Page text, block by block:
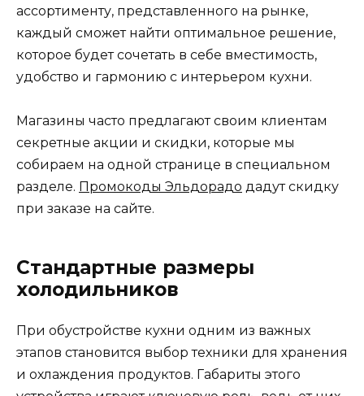
ассортименту, представленного на рынке,
каждый сможет найти оптимальное решение,
которое будет сочетать в себе вместимость,
удобство и гармонию с интерьером кухни.
Магазины часто предлагают своим клиентам
секретные акции и скидки, которые мы
собираем на одной странице в специальном
разделе. Промокоды Эльдорадо дадут скидку
при заказе на сайте.
Стандартные размеры
холодильников
При обустройстве кухни одним из важных
этапов становится выбор техники для хранения
и охлаждения продуктов. Габариты этого